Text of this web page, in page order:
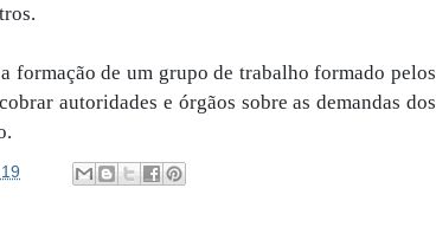
formação de um grupo de trabalho formado pelos
autoridades e órgãos sobre as demandas dos